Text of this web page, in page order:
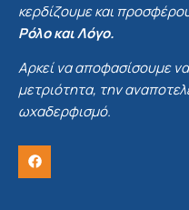
κερδίζουμε και
Ρόλο και Λόγο.
Αρκεί να αποφασίσουμε
μετριότητα, την
ωχαδερφισμό.